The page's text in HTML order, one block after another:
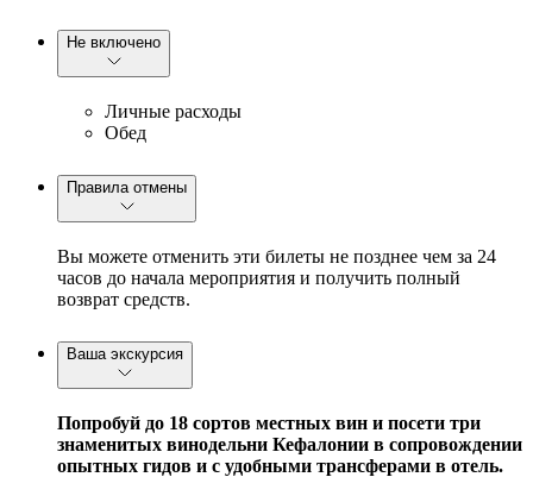
Не включено
Личные расходы
Обед
Правила отмены
Вы можете отменить эти билеты не позднее чем за 24
часов до начала мероприятия и получить полный
возврат средств.
Ваша экскурсия
Попробуй до 18 сортов местных вин и посети три
знаменитых винодельни Кефалонии в сопровождении
опытных гидов и с удобными трансферами в отель.